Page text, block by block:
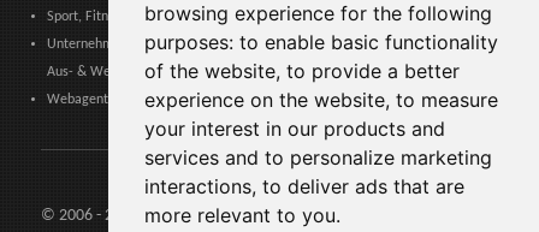
browsing experience for the following
purposes: to enable basic functionality
of the website, to provide a better
experience on the website, to measure
your interest in our products and
services and to personalize marketing
interactions, to deliver ads that are
more relevant to you.
Sport, Fitness, Freizeit – Produkte, Materialien & Ausrüstung
Unternehmensdienstleistungen, Logistik, Arbeitssicherheit, Zertifizierungen,
Aus- & Weiterbildung
Webagenturen, Web-Services, Software & Apps
© 2006 - 2026 Agents24 - Steuer: IT03479460739